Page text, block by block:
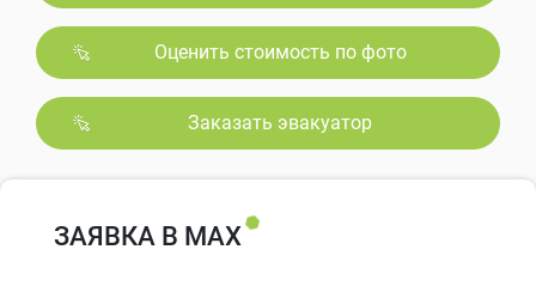
Оценить стоимость по фото
Заказать эвакуатор
ЗАЯВКА В MAX